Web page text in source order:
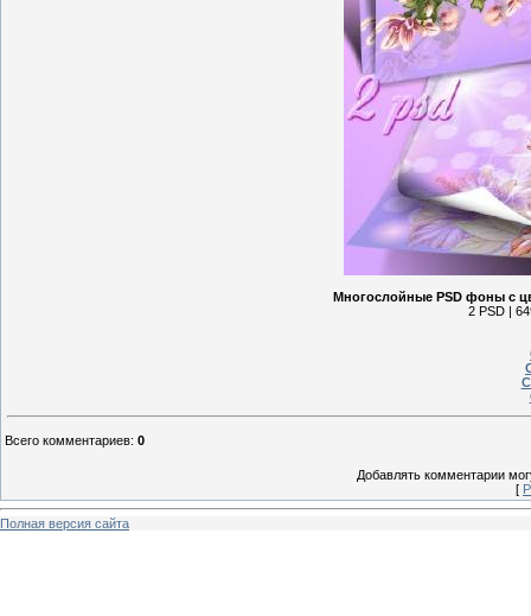
Многослойные PSD фоны с
2 PSD |
Всего комментариев: 0
Добавлять комментарии
[
Полная версия сайта